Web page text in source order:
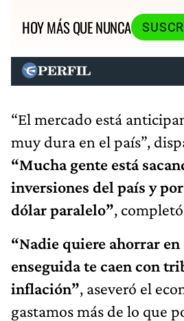
HOY MÁS QUE NUNCA
“El mercado está
muy dura en el país”,
“Mucha gente está
inversiones del país y
dólar paralelo”,
“Nadie quiere ahorrar
enseguida te caen con
inflación”, aseveró el
gastamos más de lo que